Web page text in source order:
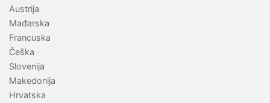
Austrija
Mađarska
Francuska
Češka
Slovenija
Makedonija
Hrvatska